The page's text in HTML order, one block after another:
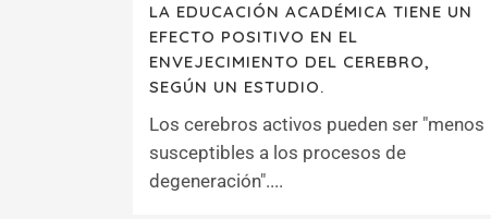
LA EDUCACIÓN ACADÉMICA TIENE UN
EFECTO POSITIVO EN EL
ENVEJECIMIENTO DEL CEREBRO,
SEGÚN UN ESTUDIO.
Los cerebros activos pueden ser "menos
susceptibles a los procesos de
degeneración"....